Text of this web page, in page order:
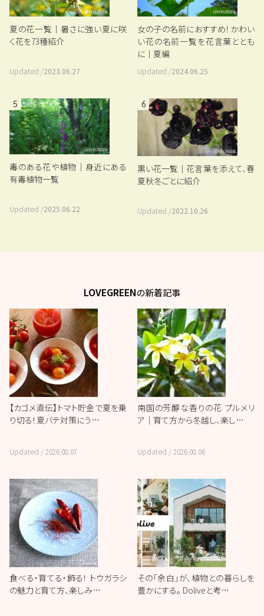
夏の花一覧｜暑さに強い夏に咲
く花を73種紹介
Updated /2023.06.27
女の子の名前におすすめ！かわい
い花の名前一覧を花言葉ととも
に｜夏編
Updated /2024.06.25
5
毒のある花や植物｜身近にある
有毒植物一覧
Updated /2025.06.22
6
黒い花一覧｜花言葉を添えて、春
夏秋冬ごとに紹介
Updated /2022.10.26
LOVEGREENの新着記事
【カゴメ直伝】トマト貯金で夏を乗
り切る！夏バテ対策にう…
Updated /2026.08.07
南国の芳醇な香りの花 プルメリ
ア｜育て方から冬越し、楽し…
Updated /2026.08.06
食べる・育てる・飾る！ トウガラシ
の魅力と育て方、楽しみ…
その「余白」が、植物との暮らしを
豊かにする。 Doliveと考…